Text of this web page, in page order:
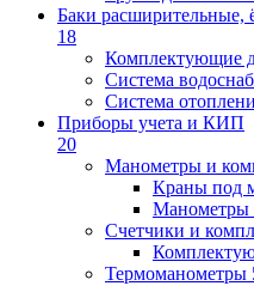
Баки расширительные,
18
Комплектующие
Система
Система
Приборы учета и КИП
20
Манометры и
Краны под
Манометры
Счетчики и
Термоманометры